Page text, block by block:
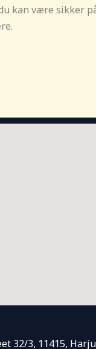
kan være
32/3, 11415,